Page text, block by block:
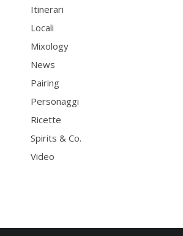
Itinerari
Locali
Mixology
News
Pairing
Personaggi
Ricette
Spirits & Co.
Video